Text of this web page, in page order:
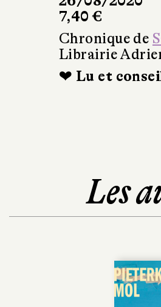
7,40 €
Chronique de
Librairie
❤ Lu et
Les